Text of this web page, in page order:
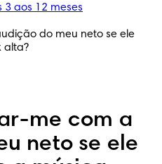
aos 12 meses
do meu neto se ele
alta?
me com a
neto se ele